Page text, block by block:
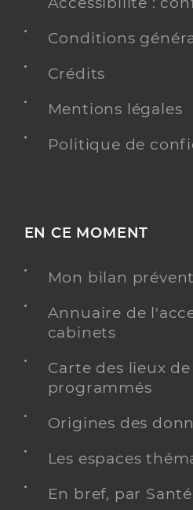
Conditions
Crédits
Mentions légales
Politique de
EN CE MOMENT
Mon bilan
Annuaire de
cabinets
Carte des lieux
programmés
Origines des
Les espaces
En bref, par